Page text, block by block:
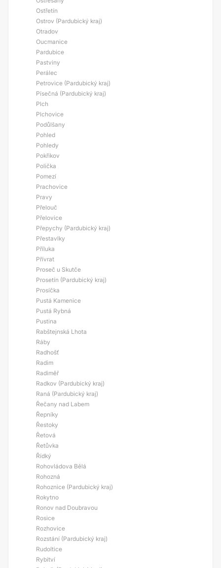
Ostřetín
Ostrov (Pardubický kraj)
Otradov
Oucmanice
Pardubice
Pastviny
Perálec
Petrovice (Pardubický kraj)
Písečná (Pardubický kraj)
Plch
Plchovice
Podůlšany
Pohled
Pohledy
Pokřikov
Polička
Pomezí
Prachovice
Pravy
Přelouč
Přelovice
Přepychy (Pardubický kraj)
Přestavlky
Příluka
Přívrat
Proseč u Skutče
Prosetín (Pardubický kraj)
Prosíčka
Pustá Kamenice
Pustá Rybná
Pustina
Rabštejnská Lhota
Ráby
Radhošť
Radim
Radiměř
Radkov (Pardubický kraj)
Raná (Pardubický kraj)
Řečany nad Labem
Řepníky
Řestoky
Řetová
Řetůvka
Řídký
Rohovládova Bělá
Rohozná
Rohoznice (Pardubický kraj)
Rokytno
Ronov nad Doubravou
Rosice
Rozhovice
Rozstání (Pardubický kraj)
Rudoltice
Rybitví